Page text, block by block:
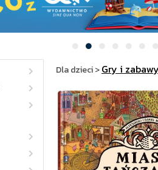
Dla dzieci>Gry i